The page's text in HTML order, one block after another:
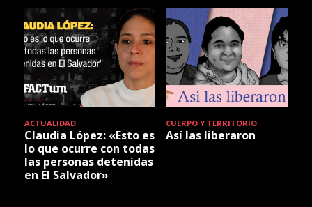
ACTUALIDAD
Claudia López: «Esto es
lo que ocurre con todas
las personas detenidas
en El Salvador»
CUERPO Y TERRITORIO
Así las liberaron